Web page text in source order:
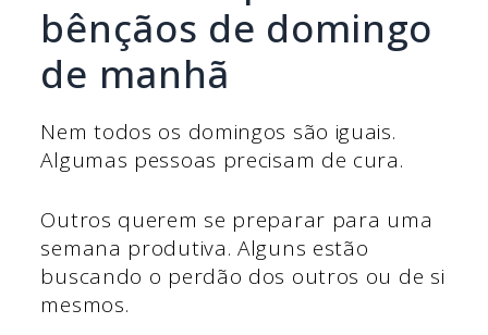
bênçãos de domingo
de manhã
Nem todos os domingos são iguais.
Algumas pessoas precisam de cura.
Outros querem se preparar para uma
semana produtiva. Alguns estão
buscando o perdão dos outros ou de si
mesmos.